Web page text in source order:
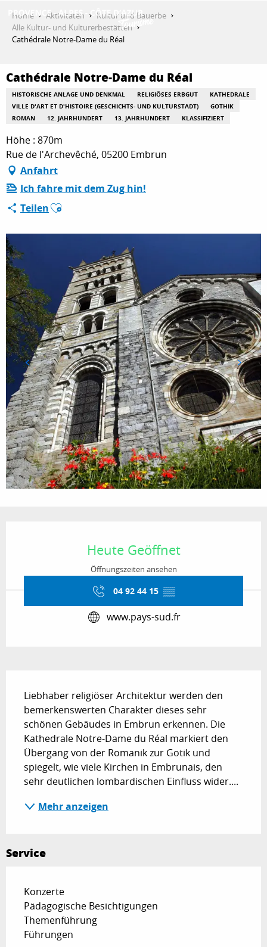
contenu
AKTIVITÄTEN
AUFENTHALT
ESPACE PRO
Home Aktivitäten
Kultur und Bauerbe
Alle Kultur- und Kulturerbestätten
Cathédrale Notre-Dame du Réal
Cathédrale Notre-Dame du Réal
HISTORISCHE ANLAGE UND DENKMAL RELIGIÖSES ERBGUT
KATHEDRALE
VILLE D'ART ET D'HISTOIRE (GESCHICHTS- UND KULTURSTADT)
GOTHIK
ROMAN
12. JAHRHUNDERT 13. JAHRHUNDERT KLASSIFIZIERT
Höhe : 870m
Rue de l'Archevêché, 05200 Embrun
Anfahrt
Ich fahre mit dem Zug hin!
TeilenAjouter aux favoris
Heute Geöffnet
Öffnungszeiten ansehen
04 92 44 15 ▒▒
www.pays-sud.fr
Liebhaber religiöser Architektur werden den
bemerkenswerten Charakter dieses sehr
schönen Gebäudes in Embrun erkennen. Die
Kathedrale Notre-Dame du Réal markiert den
Übergang von der Romanik zur Gotik und
spiegelt, wie viele Kirchen in Embrunais, den
sehr deutlichen lombardischen Einfluss wider....
Mehr anzeigen
Service
Konzerte
Pädagogische Besichtigungen
Themenführung
Führungen